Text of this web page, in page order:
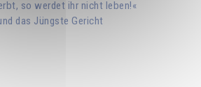
so werdet ihr nicht leben!«
das Jüngste Gericht